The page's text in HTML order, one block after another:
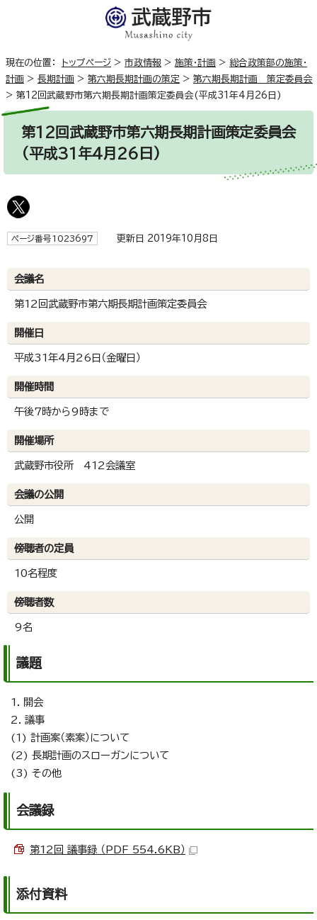
現在の位置： トップページ > 市政情報 > 施策・計画 > 総合政策部の施策・
計画 > 長期計画 > 第六期長期計画の策定 > 第六期長期計画 策定委員会
> 第12回武蔵野市第六期長期計画策定委員会(平成31年4月26日)
第12回武蔵野市第六期長期計画策定委員会
(平成31年4月26日)
ページ番号1023697 更新日 2019年10月8日
会議名
第12回武蔵野市第六期長期計画策定委員会
開催日
平成31年4月26日（金曜日）
開催時間
午後7時から9時まで
開催場所
武蔵野市役所 412会議室
会議の公開
公開
傍聴者の定員
10名程度
傍聴者数
9名
議題
1. 開会
2. 議事
(1) 計画案（素案）について
(2) 長期計画のスローガンについて
(3) その他
会議録
第12回 議事録 （PDF 554.6KB）
添付資料